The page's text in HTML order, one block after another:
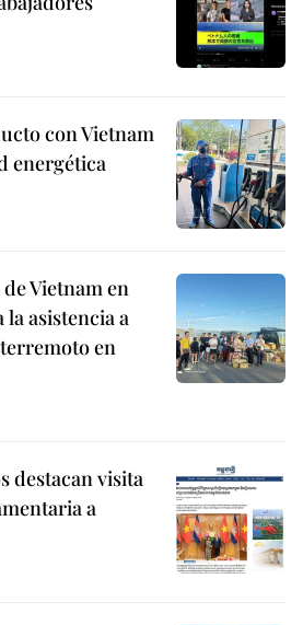
con Vietnam
energética
Vietnam en
asistencia a
en
destacan visita
a